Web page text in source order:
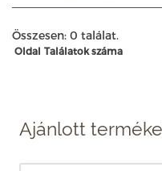
Összesen: 0 találat.
Oldal Találatok száma
Ajánlott